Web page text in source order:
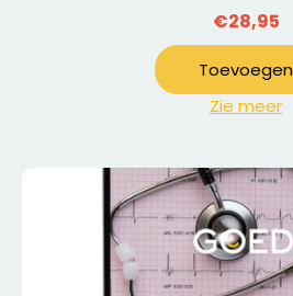
€28,95
Toevoegen
Zie meer